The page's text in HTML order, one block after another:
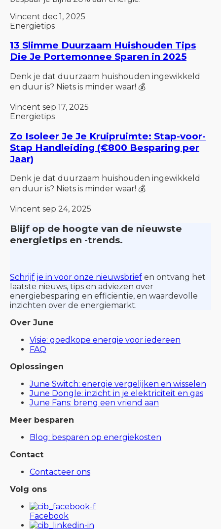
Vincent dec 1, 2025
Energietips
13 Slimme Duurzaam Huishouden Tips
Die Je Portemonnee Sparen in 2025
Denk je dat duurzaam huishouden ingewikkeld
en duur is? Niets is minder waar! 💰
Vincent sep 17, 2025
Energietips
Zo Isoleer Je Je Kruipruimte: Stap-voor-
Stap Handleiding (€800 Besparing per
Jaar)
Denk je dat duurzaam huishouden ingewikkeld
en duur is? Niets is minder waar! 💰
Vincent sep 24, 2025
Blijf op de hoogte van de nieuwste
energietips en -trends.
Schrijf je in voor onze nieuwsbrief en ontvang het
laatste nieuws, tips en adviezen over
energiebesparing en efficiëntie, en waardevolle
inzichten over de energiemarkt.
Over June
Visie: goedkope energie voor iedereen
FAQ
Oplossingen
June Switch: energie vergelijken en wisselen
June Dongle: inzicht in je elektriciteit en gas
June Fans: breng een vriend aan
Meer besparen
Blog: besparen op energiekosten
Contact
Contacteer ons
Volg ons
Facebook